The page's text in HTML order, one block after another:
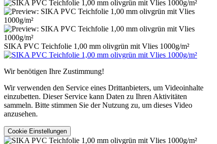
SIKA PVC Teichfolie 1,00 mm olivgrün mit Vlies 1000g/m²
Wir benötigen Ihre Zustimmung!
Wir verwenden den Service eines Drittanbieters, um Videoinhalte
einzubetten. Dieser Service kann Daten zu Ihren Aktivitäten
sammeln. Bitte stimmen Sie der Nutzung zu, um dieses Video
anzusehen.
Cookie Einstellungen